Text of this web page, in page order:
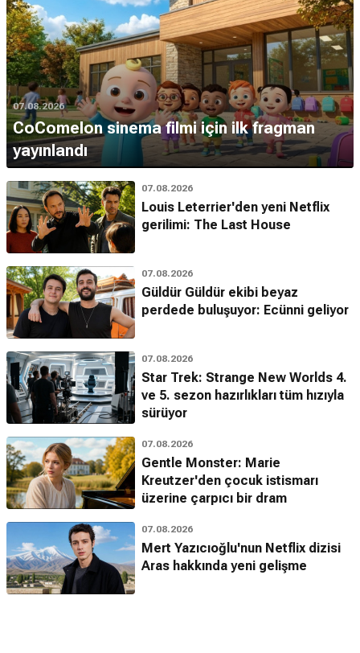
07.08.2026
CoComelon sinema filmi için ilk fragman
yayınlandı
07.08.2026
Louis Leterrier'den yeni Netflix
gerilimi: The Last House
07.08.2026
Güldür Güldür ekibi beyaz
perdede buluşuyor: Ecünni geliyor
07.08.2026
Star Trek: Strange New Worlds 4.
ve 5. sezon hazırlıkları tüm hızıyla
sürüyor
07.08.2026
Gentle Monster: Marie
Kreutzer'den çocuk istismarı
üzerine çarpıcı bir dram
07.08.2026
Mert Yazıcıoğlu'nun Netflix dizisi
Aras hakkında yeni gelişme